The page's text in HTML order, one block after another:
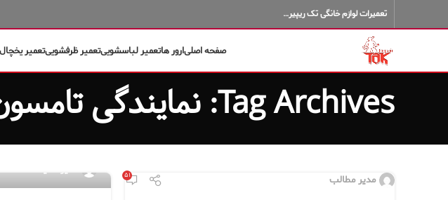
تعمیرات لوازم خانگی تک ریپیر…
صفحه اصلیارور هاتعمیر لباسشوییتعمیر ظرفشوییتعمیر
Tag Archives: نمایندگی تامسون
مدیر مطالب ۵۱ مدیر سایت